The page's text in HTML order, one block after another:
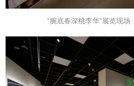
“腕底春深桃李华”展览现场